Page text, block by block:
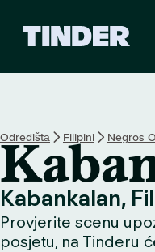
H
o
m
e
Odredištа Filipini Negros
Kabankalan,
Provjerite scenu
posjetu, na Tinderu